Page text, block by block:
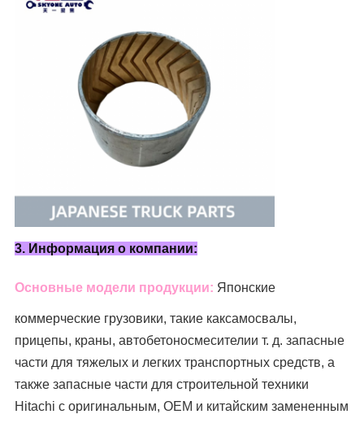
3. Информация о компании:
Основные модели продукции: Японские
коммерческие грузовики, такие каксамосвалы,
прицепы, краны, автобетоносмесителии т. д. запасные
части для тяжелых и легких транспортных средств, а
также запасные части для строительной техники
Hitachi с оригинальным, OEM и китайским замененным